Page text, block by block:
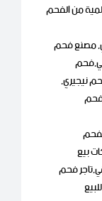
من الفحم
مصنع فحم
نيجيري,
بيع
فحم